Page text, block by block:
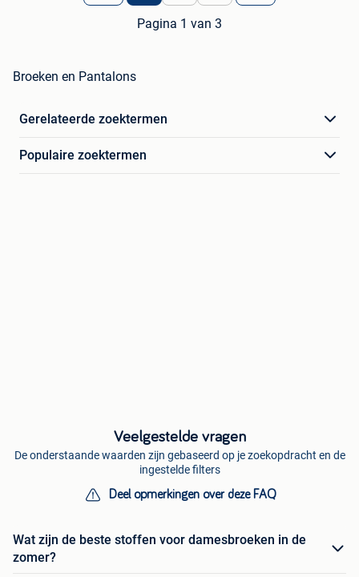
Pagina 1 van 3
Broeken en Pantalons
Gerelateerde zoektermen
Populaire zoektermen
Veelgestelde vragen
De onderstaande waarden zijn gebaseerd op je zoekopdracht en de
ingestelde filters
Deel opmerkingen over deze FAQ
Wat zijn de beste stoffen voor damesbroeken in de
zomer?